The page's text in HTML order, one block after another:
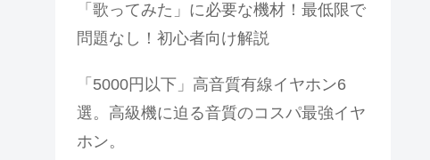
「歌ってみた」に必要な機材！最低限で
問題なし！初心者向け解説
「5000円以下」高音質有線イヤホン6
選。高級機に迫る音質のコスパ最強イヤ
ホン。